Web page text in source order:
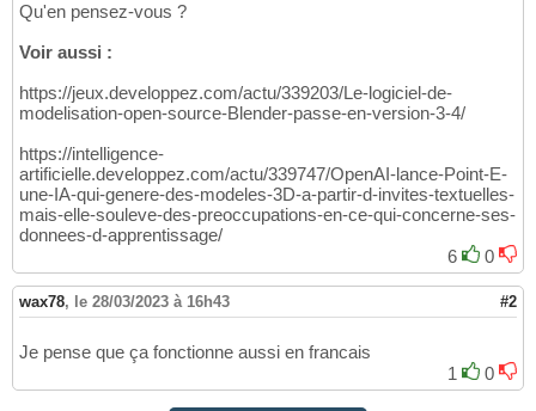
Qu'en pensez-vous ?
Voir aussi :
https://jeux.developpez.com/actu/339203/Le-logiciel-de-
modelisation-open-source-Blender-passe-en-version-3-4/
https://intelligence-
artificielle.developpez.com/actu/339747/OpenAI-lance-Point-E-
une-IA-qui-genere-des-modeles-3D-a-partir-d-invites-textuelles-
mais-elle-souleve-des-preoccupations-en-ce-qui-concerne-ses-
donnees-d-apprentissage/
6
0
wax78, le 28/03/2023 à 16h43 #2
Je pense que ça fonctionne aussi en francais
1
0